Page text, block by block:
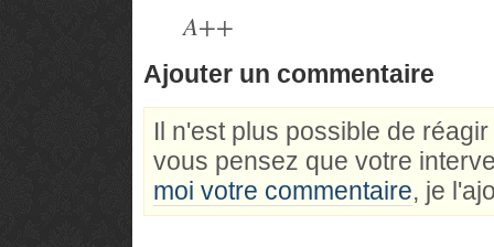
A++
Ajouter un commentaire
Il n'est plus possible de
vous pensez que votre
moi votre commentaire, je